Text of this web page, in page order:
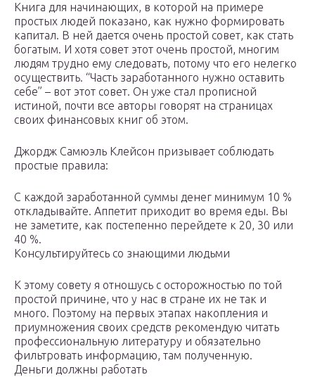
Книга для начинающих, в которой на примере
простых людей показано, как нужно формировать
капитал. В ней дается очень простой совет, как стать
богатым. И хотя совет этот очень простой, многим
людям трудно ему следовать, потому что его нелегко
осуществить. “Часть заработанного нужно оставить
себе” – вот этот совет. Он уже стал прописной
истиной, почти все авторы говорят на страницах
своих финансовых книг об этом.
Джордж Самюэль Клейсон призывает соблюдать
простые правила:
С каждой заработанной суммы денег минимум 10 %
откладывайте. Аппетит приходит во время еды. Вы
не заметите, как постепенно перейдете к 20, 30 или
40 %.
Консультируйтесь со знающими людьми
К этому совету я отношусь с осторожностью по той
простой причине, что у нас в стране их не так и
много. Поэтому на первых этапах накопления и
приумножения своих средств рекомендую читать
профессиональную литературу и обязательно
фильтровать информацию, там полученную.
Деньги должны работать